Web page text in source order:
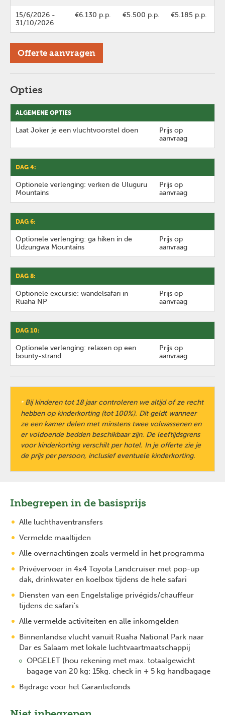
15/6/2026 -
31/10/2026
€6.130 p.p. €5.500 p.p. €5.185 p.p.
Offerte aanvragen
Opties
ALGEMENE OPTIES
Laat Joker je een vluchtvoorstel doen
Prijs op
aanvraag
DAG 4:
Optionele verlenging: verken de Uluguru
Mountains
Prijs op
aanvraag
DAG 6:
Optionele verlenging: ga hiken in de
Udzungwa Mountains
Prijs op
aanvraag
DAG 8:
Optionele excursie: wandelsafari in
Ruaha NP
Prijs op
aanvraag
DAG 10:
Optionele verlenging: relaxen op een
bounty-strand
Prijs op
aanvraag
*Bij kinderen tot 18 jaar controleren we altijd of ze recht
hebben op kinderkorting (tot 100%). Dit geldt wanneer
ze een kamer delen met minstens twee volwassenen en
er voldoende bedden beschikbaar zijn. De leeftijdsgrens
voor kinderkorting verschilt per hotel. In je offerte zie je
de prijs per persoon, inclusief eventuele kinderkorting.
Inbegrepen in de basisprijs
Alle luchthaventransfers
Vermelde maaltijden
Alle overnachtingen zoals vermeld in het programma
Privévervoer in 4x4 Toyota Landcruiser met pop-up
dak, drinkwater en koelbox tijdens de hele safari
Diensten van een Engelstalige privégids/chauffeur
tijdens de safari's
Alle vermelde activiteiten en alle inkomgelden
Binnenlandse vlucht vanuit Ruaha National Park naar
Dar es Salaam met lokale luchtvaartmaatschappij
OPGELET (hou rekening met max. totaalgewicht
bagage van 20 kg: 15kg. check in + 5 kg handbagage
Bijdrage voor het Garantiefonds